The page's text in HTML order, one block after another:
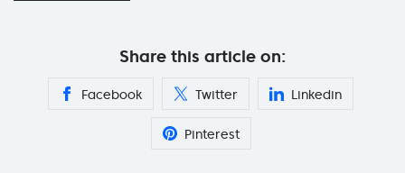
Share this article on:
Facebook Twitter Linkedin
Pinterest